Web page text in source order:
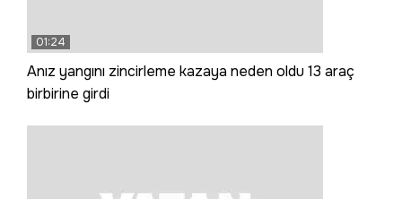
01:24
Anız yangını zincirleme kazaya neden oldu 13 araç
birbirine girdi